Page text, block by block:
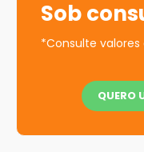
Sob
*Consulte
QUERO